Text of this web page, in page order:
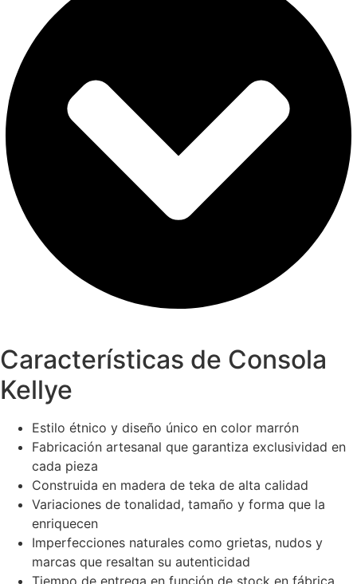
Características de Consola
Kellye
Estilo étnico y diseño único en color marrón
Fabricación artesanal que garantiza exclusividad en
cada pieza
Construida en madera de teka de alta calidad
Variaciones de tonalidad, tamaño y forma que la
enriquecen
Imperfecciones naturales como grietas, nudos y
marcas que resaltan su autenticidad
Tiempo de entrega en función de stock en fábrica,